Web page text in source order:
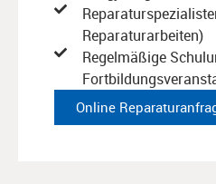
Reparaturarbeiten)
Regelmäßige
Online